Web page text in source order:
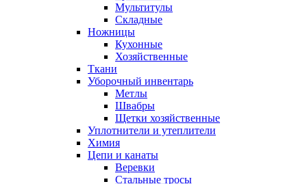
Мультитулы
Складные
Ножницы
Кухонные
Хозяйственные
Ткани
Уборочный инвентарь
Метлы
Швабры
Щетки хозяйственные
Уплотнители и утеплители
Химия
Цепи и канаты
Веревки
Стальные тросы